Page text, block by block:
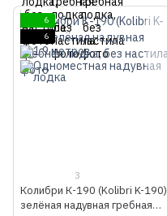
6
6
3
Колибри К-190 (Kolibri K-190)
зелёная надувная гребная